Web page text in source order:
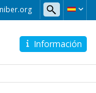
Información